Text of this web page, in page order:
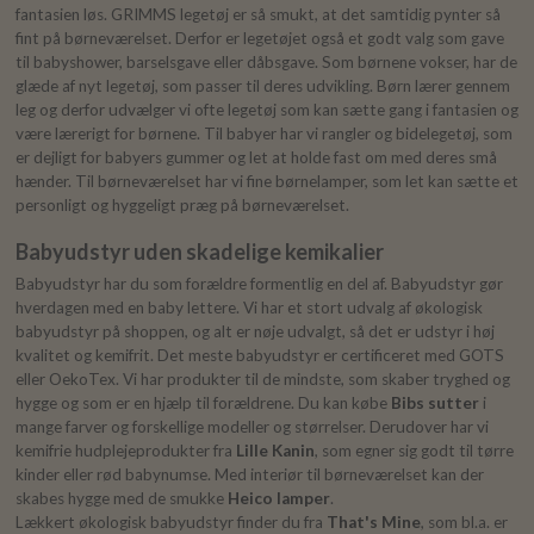
fantasien løs. GRIMMS legetøj er så smukt, at det samtidig pynter så
fint på børneværelset. Derfor er legetøjet også et godt valg som gave
til babyshower, barselsgave eller dåbsgave. Som børnene vokser, har de
glæde af nyt legetøj, som passer til deres udvikling. Børn lærer gennem
leg og derfor udvælger vi ofte legetøj som kan sætte gang i fantasien og
være lærerigt for børnene. Til babyer har vi rangler og bidelegetøj, som
er dejligt for babyers gummer og let at holde fast om med deres små
hænder. Til børneværelset har vi fine børnelamper, som let kan sætte et
personligt og hyggeligt præg på børneværelset.
Babyudstyr uden skadelige kemikalier
Babyudstyr har du som forældre formentlig en del af. Babyudstyr gør
hverdagen med en baby lettere. Vi har et stort udvalg af økologisk
babyudstyr på shoppen, og alt er nøje udvalgt, så det er udstyr i høj
kvalitet og kemifrit. Det meste babyudstyr er certificeret med GOTS
eller OekoTex. Vi har produkter til de mindste, som skaber tryghed og
hygge og som er en hjælp til forældrene. Du kan købe Bibs sutter i
mange farver og forskellige modeller og størrelser. Derudover har vi
kemifrie hudplejeprodukter fra Lille Kanin, som egner sig godt til tørre
kinder eller rød babynumse. Med interiør til børneværelset kan der
skabes hygge med de smukke Heico lamper.
Lækkert økologisk babyudstyr finder du fra That's Mine, som bl.a. er